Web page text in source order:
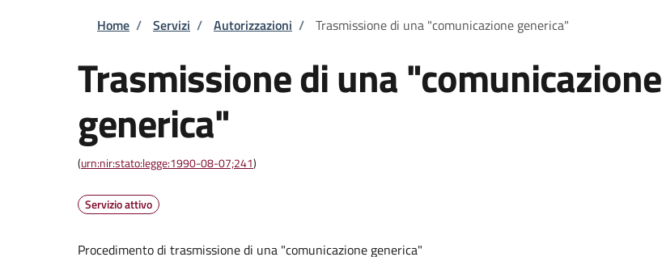
Briciole di pane
Home / Servizi / Autorizzazioni / Trasmissione di una "comunicazione generica"
Trasmissione di una "comunicazione
generica"
(urn:nir:stato:legge:1990-08-07;241)
Servizio attivo
Procedimento di trasmissione di una "comunicazione generica"